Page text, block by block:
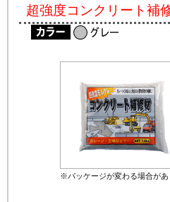
超強度コンクリート
※パッケージが変わる場合があ